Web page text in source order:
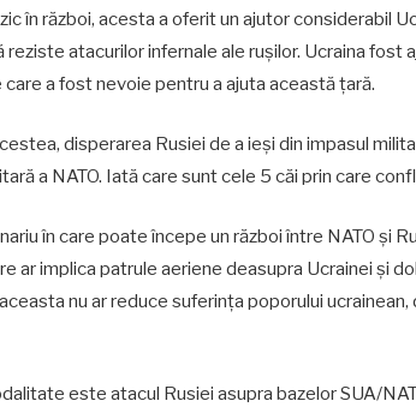
în război, acesta a oferit un ajutor considerabil
reziste atacurilor infernale ale rușilor. Ucraina
care a fost nevoie pentru a ajuta această țară.
disperarea Rusiei de a ieși din impasul
a NATO. Iată care sunt cele 5 căi prin care
în care poate începe un război între NATO și
ar implica patrule aeriene deasupra Ucrainei și
nu ar reduce suferința poporului
este atacul Rusiei asupra bazelor SUA/